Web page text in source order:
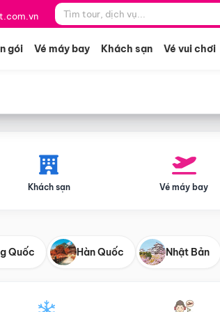
gói Vé máy bay Khách sạn Vé vui chơi
Khách sạn Vé máy bay
Quốc Hàn Quốc Nhật Bản